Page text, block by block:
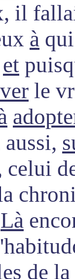
il
à
et
le
celui
Là
de